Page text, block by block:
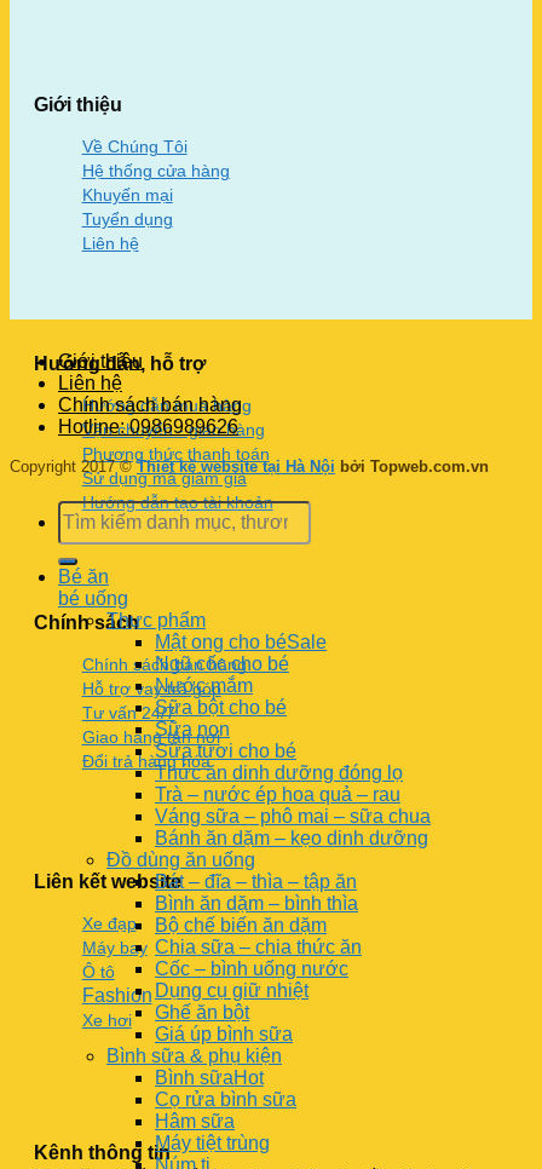
Giới thiệu
Về Chúng Tôi
Hệ thống cửa hàng
Khuyến mại
Tuyển dụng
Liên hệ
Hướng dẫn, hỗ trợ
Hướng dẫn mua hàng
Vận chuyển - giao hàng
Phương thức thanh toán
Sử dụng mã giảm giá
Hướng dẫn tạo tài khoản
Chính sách
Chính sách bán hàng
Hỗ trợ vay trả góp
Tư vấn 24/7
Giao hàng tận nơi
Đổi trả hàng hóa
Liên kết website
Xe đạp
Máy bay
Ô tô
Fashion
Xe hơi
Kênh thông tin
Giới thiệu
Liên hệ
Chính sách bán hàng
Hotline: 0986989626
Copyright 2017 ©Thiết kế website tại Hà Nội bởi Topweb.com.vn
Bé ăn
bé uống
Thực phẩm
Mật ong cho bé
Ngũ cốc cho bé
Nước mắm
Sữa bột cho bé
Sữa non
Sữa tươi cho bé
Thức ăn dinh dưỡng đóng lọ
Trà – nước ép hoa quả – rau
Váng sữa – phô mai – sữa chua
Bánh ăn dặm – kẹo dinh dưỡng
Đồ dùng ăn uống
Bát – đĩa – thìa – tập ăn
Bình ăn dặm – bình thìa
Bộ chế biến ăn dặm
Chia sữa – chia thức ăn
Cốc – bình uống nước
Dụng cụ giữ nhiệt
Ghế ăn bột
Giá úp bình sữa
Bình sữa & phụ kiện
Bình sữa
Cọ rửa bình sữa
Hâm sữa
Máy tiệt trùng